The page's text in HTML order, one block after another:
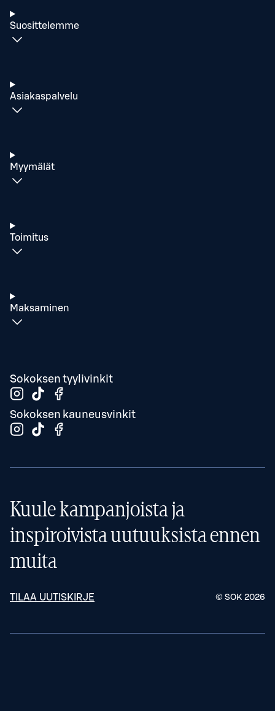
Suosittelemme
Asiakaspalvelu
Myymälät
Toimitus
Maksaminen
Sokoksen tyylivinkit
Sokoksen kauneusvinkit
Kuule kampanjoista ja
inspiroivista uutuuksista ennen
muita
TILAA UUTISKIRJE © SOK 2026